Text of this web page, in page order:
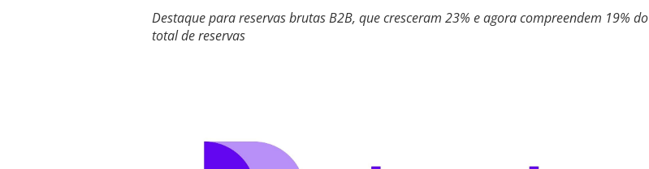
Destaque para reservas brutas B2B, que cresceram 23% e agora compreendem 19% do
total de reservas